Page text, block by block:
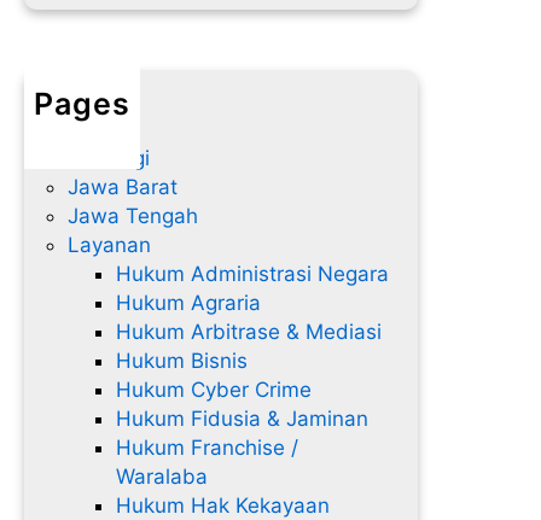
Pages
Home
Hubungi
Jawa Barat
Jawa Tengah
Layanan
Hukum Administrasi Negara
Hukum Agraria
Hukum Arbitrase & Mediasi
Hukum Bisnis
Hukum Cyber Crime
Hukum Fidusia & Jaminan
Hukum Franchise /
Waralaba
Hukum Hak Kekayaan